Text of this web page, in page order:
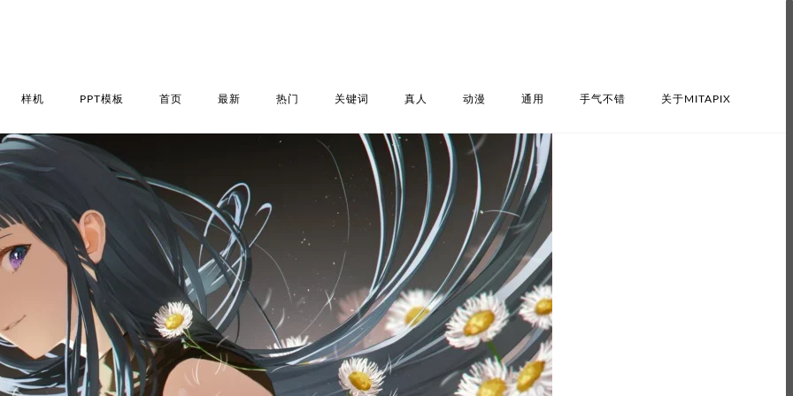
样机 PPT模板 首页 最新 热门 关键词 真人 动漫 通用 手气不错 关于MITAPIX